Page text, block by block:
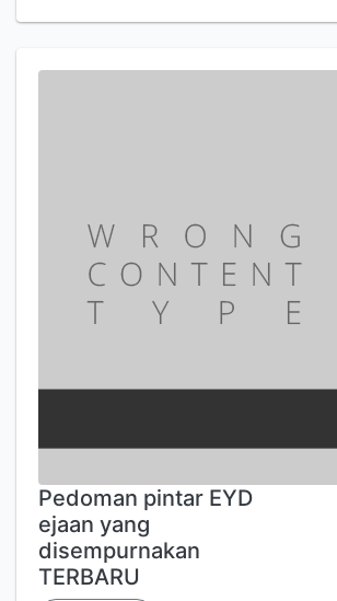
Pedoman pintar EYD
ejaan yang
disempurnakan
TERBARU